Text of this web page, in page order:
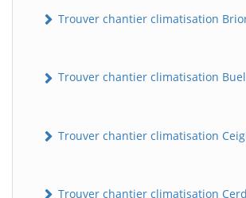
Trouver chantier climatisation
Trouver chantier climatisation
Trouver chantier climatisation
Trouver chantier climatisation